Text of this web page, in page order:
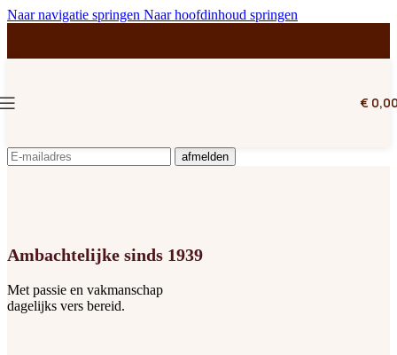
Naar navigatie springen Naar hoofdinhoud springen
€
Ambachtelijke sinds 1939
Met passie en vakmanschap
dagelijks vers bereid.